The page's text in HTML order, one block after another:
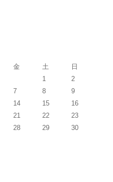
金 土
日
1
2
7 8
9
14 15
16
21 22
23
28 29
30